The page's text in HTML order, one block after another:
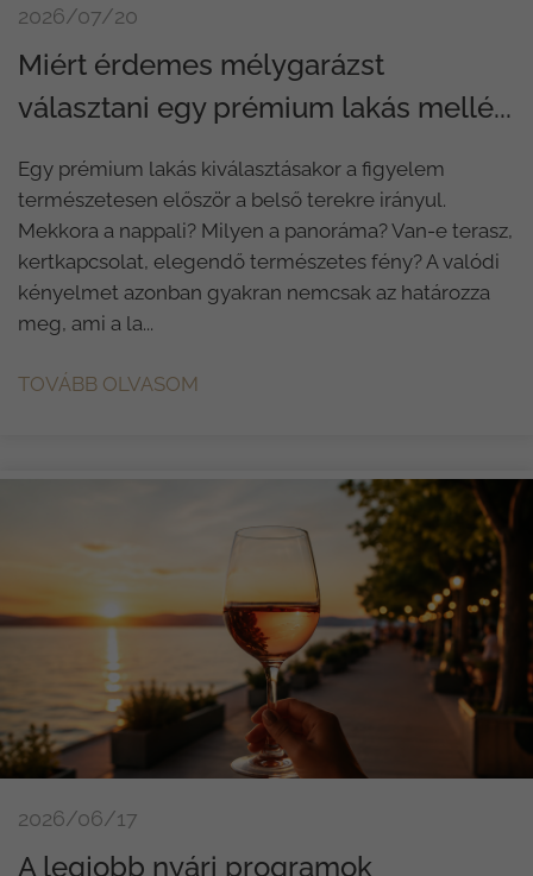
2026/07/20
Miért érdemes mélygarázst
választani egy prémium lakás mellé...
Egy prémium lakás kiválasztásakor a figyelem
természetesen először a belső terekre irányul.
Mekkora a nappali? Milyen a panoráma? Van-e terasz,
kertkapcsolat, elegendő természetes fény? A valódi
kényelmet azonban gyakran nemcsak az határozza
meg, ami a la...
TOVÁBB OLVASOM
2026/06/17
A legjobb nyári programok